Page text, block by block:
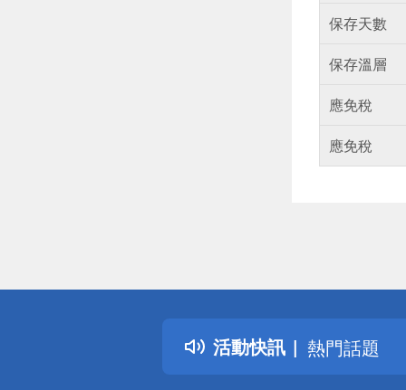
保存天數
保存溫層
應免稅
應免稅
活動快訊
詐騙網頁！
得獎公告
熱門話題
銀行優惠